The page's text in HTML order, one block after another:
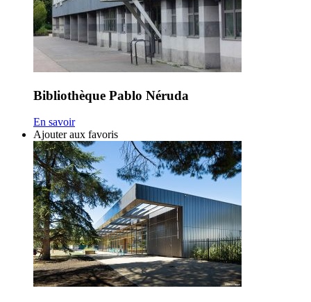
Bibliothèque Pablo Néruda
En savoir
Ajouter aux favoris